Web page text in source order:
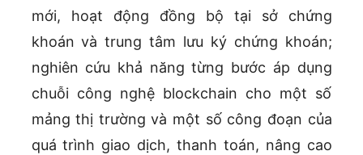
mới, hoạt động đồng bộ tại sở chứng
khoán và trung tâm lưu ký chứng khoán;
nghiên cứu khả năng từng bước áp dụng
chuỗi công nghệ blockchain cho một số
mảng thị trường và một số công đoạn của
quá trình giao dịch, thanh toán, nâng cao